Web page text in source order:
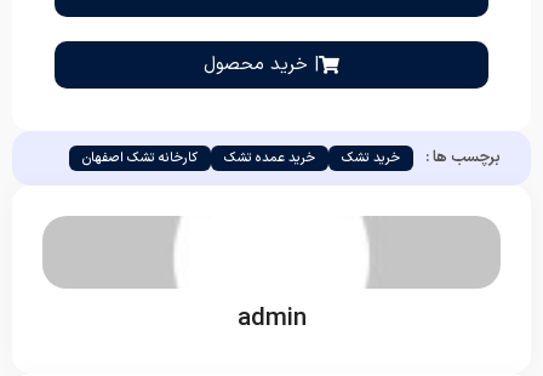
| خرید محصول
برچسب ها : خرید تشک خرید عمده تشک کارخانه تشک اصفهان
admin